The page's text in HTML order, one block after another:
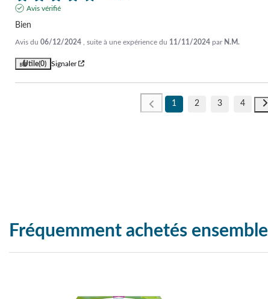
Avis vérifié
Bien
Avis du 06/12/2024 , suite à une expérience du 11/11/2024 par N.M.
Utile(0) Signaler
1 2 3 4
Fréquemment achetés ensemble